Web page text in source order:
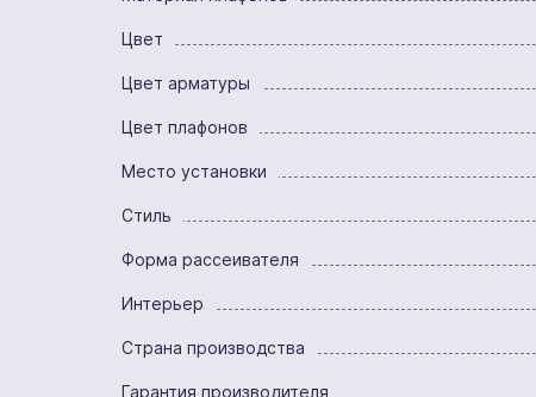
Цвет
Цвет арматуры
Цвет плафонов
Место установки
Стиль
Форма рассеивателя
Интерьер
Страна производства
Гарантия производителя